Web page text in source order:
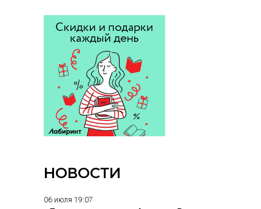
НОВОСТИ
06 июля 19:07